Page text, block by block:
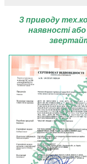
З приводу
наявності